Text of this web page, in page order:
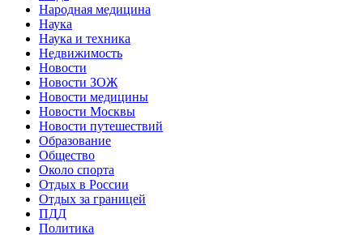
Народная медицина
Наука
Наука и техника
Недвижимость
Новости
Новости ЗОЖ
Новости медицины
Новости Москвы
Новости путешествий
Образование
Общество
Около спорта
Отдых в России
Отдых за границей
ПДД
Политика